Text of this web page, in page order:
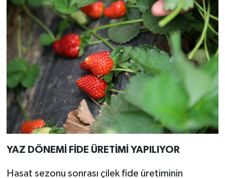
YAZ DÖNEMİ FİDE ÜRETİMİ YAPILIYOR
Hasat sezonu sonrası çilek fide üretiminin